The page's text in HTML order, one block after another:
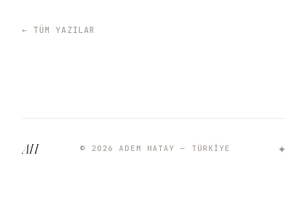
← TÜM YAZILAR
AH © 2026 ADEM HATAY — TÜRKIYE ✦